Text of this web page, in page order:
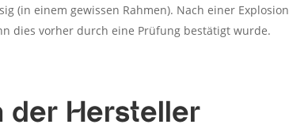
(in einem gewissen Rahmen). Nach einer Explosion
dies vorher durch eine Prüfung bestätigt wurde.
der Hersteller